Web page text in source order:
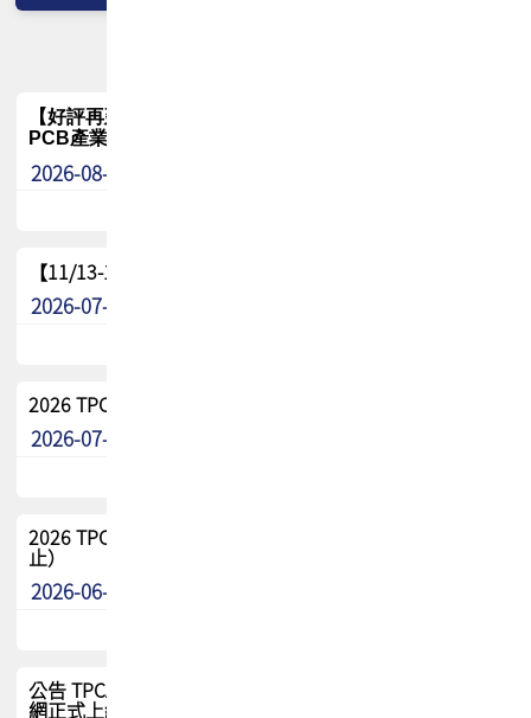
【好評再延長】PCB GPT 全面開放體驗延長到8月!!
PCB產業專屬 AI 知識平台
2026-08-04
【11/13-15】2026 TPCA 百岳登頂_南橫三星
2026-07-22
2026 TPCA中南區會員問卷暨7/31交流餐敘報名
2026-07-08
2026 TPCA健康盃保齡球聯誼賽 熱烈報名中（8/3報名截
止）
2026-06-29
公告 TPCA 台灣電路板協會官網將迎來新面貌，7/1 新官
網正式上線！